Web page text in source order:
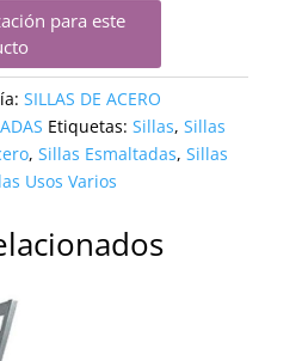
para este
SILLAS DE ACERO
Etiquetas: Sillas, Sillas
, Sillas Esmaltadas, Sillas
Usos Varios